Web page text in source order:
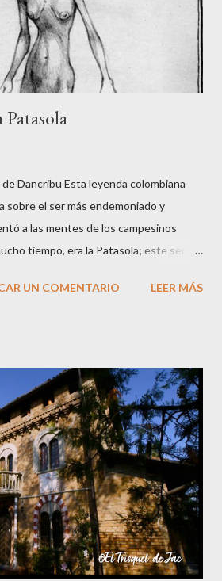
Patasola
Dancribu Esta leyenda colombiana
el ser más endemoniado y
a las mentes de los campesinos
tiempo, era la Patasola; este ser
dando grandes saltos con la
una mujer infiel que tenía amores con
éste descubrió el engaño mató a su
ella le cortó una pierna y salió corriendo
se desangró y murió. También cuentan
una pierna por estar cortando leña
supuestamente nadie debe trabajar ni
a errar por el mundo, y se oyen ...
UN COMENTARIO LEER MÁS